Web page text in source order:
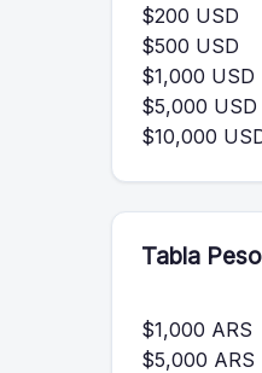
$200 USD
$500 USD
$1,000 USD
$5,000 USD
$10,000
Tabla
$1,000 ARS
$5,000 ARS